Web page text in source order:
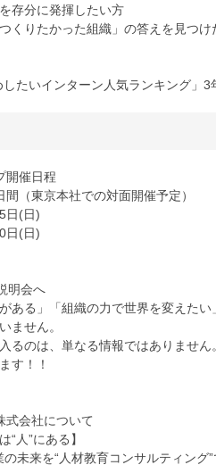
存分に発揮したい方
くりたかった組織」の答えを見つけ
たいインターン人気ランキング」
開催日程
（東京本社での対面開催予定）
日(日)
日(日)
明会へ
ある」「組織の力で世界を変えた
ません。
るのは、単なる情報ではありませ
す！！
式会社について
“人”にある】
未来を“人材教育コンサルティング”